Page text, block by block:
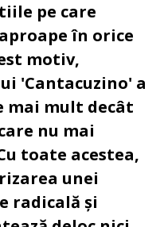
pe care
în orice
motiv,
'Cantacuzino' a
mai mult decât
nu mai
toate acestea,
unei
radicală și